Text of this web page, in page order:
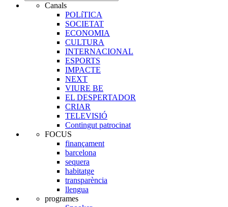
Canals
POLíTICA
SOCIETAT
ECONOMIA
CULTURA
INTERNACIONAL
ESPORTS
IMPACTE
NEXT
VIURE BE
EL DESPERTADOR
CRIAR
TELEVISIÓ
Contingut patrocinat
FOCUS
finançament
barcelona
sequera
habitatge
transparència
llengua
programes